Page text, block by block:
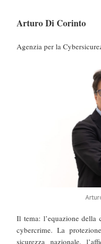
Arturo Di Corinto
Agenzia per la
Il tema: l’equazione della
cybercrime. La
sicurezza nazionale,